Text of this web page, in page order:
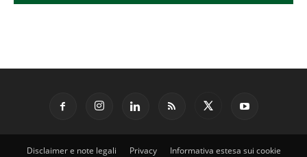
Disclaimer e note legali Privacy Informativa estesa sui cookie